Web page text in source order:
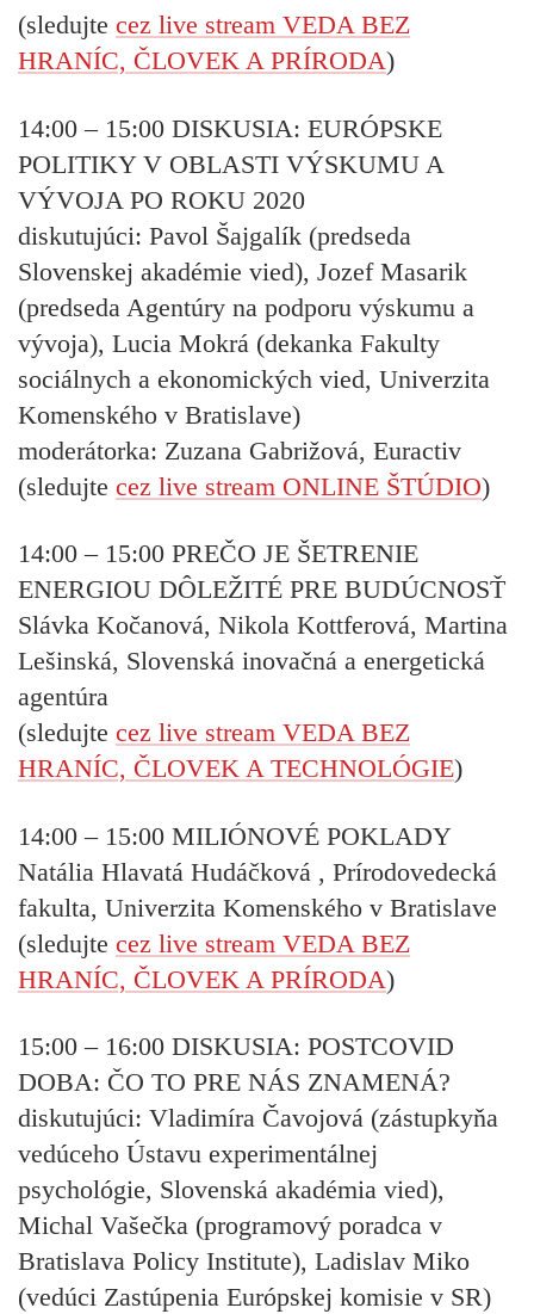
(sledujte cez live stream VEDA BEZ
HRANÍC, ČLOVEK A PRÍRODA)
14:00 – 15:00 DISKUSIA: EURÓPSKE
POLITIKY V OBLASTI VÝSKUMU A
VÝVOJA PO ROKU 2020
diskutujúci: Pavol Šajgalík (predseda
Slovenskej akadémie vied), Jozef Masarik
(predseda Agentúry na podporu výskumu a
vývoja), Lucia Mokrá (dekanka Fakulty
sociálnych a ekonomických vied, Univerzita
Komenského v Bratislave)
moderátorka: Zuzana Gabrižová, Euractiv
(sledujte cez live stream ONLINE ŠTÚDIO)
14:00 – 15:00 PREČO JE ŠETRENIE
ENERGIOU DÔLEŽITÉ PRE BUDÚCNOSŤ
Slávka Kočanová, Nikola Kottferová, Martina
Lešinská, Slovenská inovačná a energetická
agentúra
(sledujte cez live stream VEDA BEZ
HRANÍC, ČLOVEK A TECHNOLÓGIE)
14:00 – 15:00 MILIÓNOVÉ POKLADY
Natália Hlavatá Hudáčková , Prírodovedecká
fakulta, Univerzita Komenského v Bratislave
(sledujte cez live stream VEDA BEZ
HRANÍC, ČLOVEK A PRÍRODA)
15:00 – 16:00 DISKUSIA: POSTCOVID
DOBA: ČO TO PRE NÁS ZNAMENÁ?
diskutujúci: Vladimíra Čavojová (zástupkyňa
vedúceho Ústavu experimentálnej
psychológie, Slovenská akadémia vied),
Michal Vašečka (programový poradca v
Bratislava Policy Institute), Ladislav Miko
(vedúci Zastúpenia Európskej komisie v SR)